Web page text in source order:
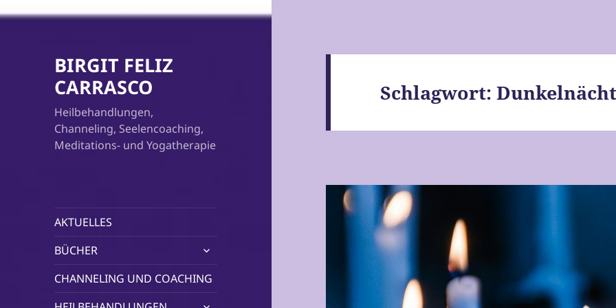
BIRGIT FELIZ
CARRASCO
Heilbehandlungen,
Channeling, Seelencoaching,
Meditations- und Yogatherapie
AKTUELLES
BÜCHER
untermenü
CHANNELING UND COACHING
untermenü
Schlagwort: